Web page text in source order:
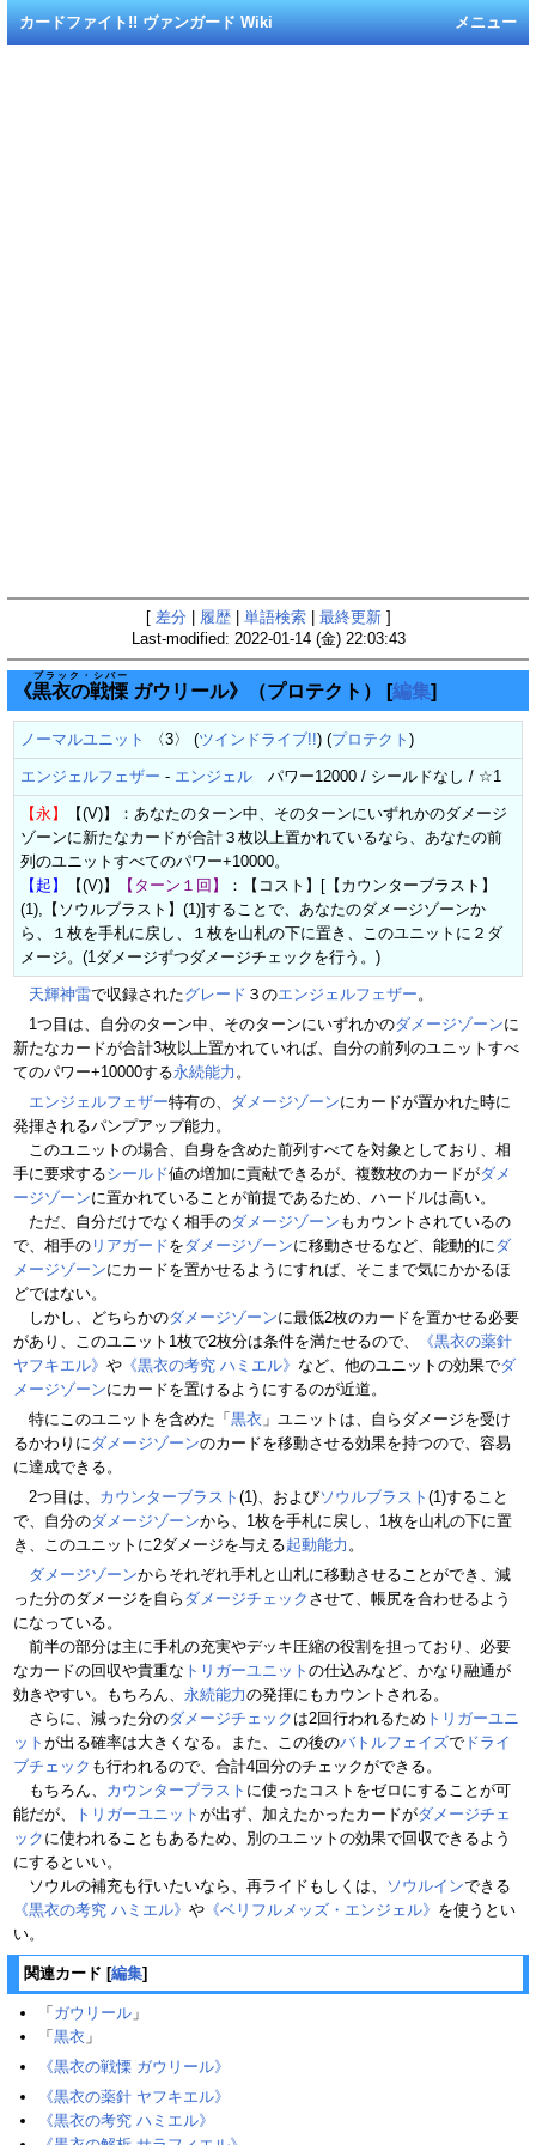
メニュー
カードファイト!! ヴァンガード Wiki
[ 差分 履歴| 単語検索| 最終更新]
Last-modified: 2022-01-14 (金) 22:03:43
《黒衣の戦慄
ブラック・シバー
ガウリール》（プロテクト） [編集]
ノーマルユニット 〈3〉 (ツインドライブ!!) (プロテクト )
エンジェルフェザー - エンジェル パワー12000 / シールドなし / ☆1
【永】
【(V)】：あなたのターン中、そのターンにいずれかのダメージ
ゾーンに新たなカードが合計３枚以上置かれているなら、あなたの前
列のユニットすべてのパワー+10000。
【起】
【(V)】 【ターン１回】
：【コスト】[【カウンターブラスト】
(1),【ソウルブラスト】(1)]することで、あなたのダメージゾーンか
ら、１枚を手札に戻し、１枚を山札の下に置き、このユニットに２ダ
メージ。(1ダメージずつダメージチェックを行う。)
天輝神雷で収録されたグレード ３のエンジェルフェザー。
1つ目は、自分のターン中、そのターンにいずれかのダメージゾーンに
新たなカードが合計3枚以上置かれていれば、自分の前列のユニットすべ
てのパワー+10000する永続能力 。
エンジェルフェザー特有の、 ダメージゾーンにカードが置かれた時に
発揮されるパンプアップ能力。
このユニットの場合、自身を含めた前列すべてを対象としており、相
手に要求するシールド値の増加に貢献できるが、複数枚のカードがダメ
ージゾーンに置かれていることが前提であるため、ハードルは高い。
ただ、自分だけでなく相手のダメージゾーン もカウントされているの
で、相手の リアガードをダメージゾーンに移動させるなど、能動的にダ
メージゾーンにカードを置かせるようにすれば、そこまで気にかかるほ
どではない。
しかし、どちらかのダメージゾーンに最低2枚のカードを置かせる必要
があり、このユニット1枚で2枚分は条件を満たせるので、
《黒衣の薬針
ヤフキエル》 や 《黒衣の考究 ハミエル》 など、他のユニットの効果でダ
メージゾーンにカードを置けるようにするのが近道。
特にこのユニットを含めた「 黒衣 」ユニットは、自らダメージを受け
るかわりにダメージゾーンのカードを移動させる効果を持つので、容易
に達成できる。
2つ目は、 カウンターブラスト (1)、およびソウルブラスト (1)すること
で、自分のダメージゾーンから、1枚を手札に戻し、1枚を山札の下に置
き、このユニットに2ダメージを与える起動能力 。
ダメージゾーンからそれぞれ手札と山札に移動させることができ、減
った分のダメージを自ら ダメージチェック させて、帳尻を合わせるよう
になっている。
前半の部分は主に手札の充実やデッキ圧縮の役割を担っており、必要
なカードの回収や貴重な トリガーユニット の仕込みなど、かなり融通が
効きやすい。もちろん、 永続能力の発揮にもカウントされる。
さらに、減った分のダメージチェック は2回行われるため トリガーユニ
ット が出る確率は大きくなる。また、この後のバトルフェイズで ドライ
ブチェック も行われるので、合計4回分のチェックができる。
もちろん、 カウンターブラスト に使ったコストをゼロにすることが可
能だが、
トリガーユニット が出ず、加えたかったカードがダメージチェ
ック に使われることもあるため、別のユニットの効果で回収できるよう
にするといい。
ソウルの補充も行いたいなら、再ライドもしくは、
ソウルインできる
《黒衣の考究 ハミエル》 や 《ベリフルメッズ・エンジェル》 を使うとい
い。
関連カード [編集]
「 ガウリール 」
「 黒衣 」
《黒衣の戦慄 ガウリール》
《黒衣の薬針 ヤフキエル》
《黒衣の考究 ハミエル》